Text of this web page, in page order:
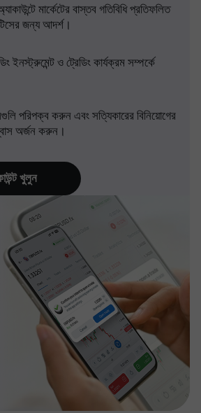
মার্কেটের বাস্তব গতিবিধি প্রতিফলিত
জন্য আদর্শ।
ইনস্ট্রুমেন্ট ও ট্রেডিং কার্যক্রম সম্পর্কে
পরিপক্ব করুন এবং সত্যিকারের বিনিয়োগের
অর্জন করুন।
খুলুন